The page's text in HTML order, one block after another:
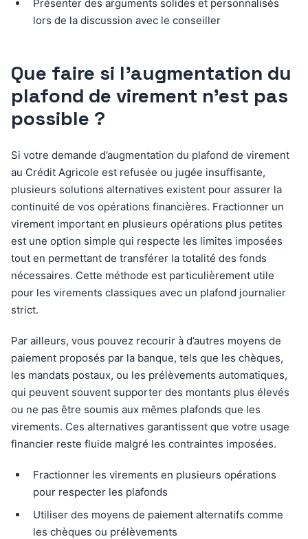
Présenter des arguments solides et personnalisés
lors de la discussion avec le conseiller
Que faire si l’augmentation du
plafond de virement n’est pas
possible ?
Si votre demande d’augmentation du plafond de virement
au Crédit Agricole est refusée ou jugée insuffisante,
plusieurs solutions alternatives existent pour assurer la
continuité de vos opérations financières. Fractionner un
virement important en plusieurs opérations plus petites
est une option simple qui respecte les limites imposées
tout en permettant de transférer la totalité des fonds
nécessaires. Cette méthode est particulièrement utile
pour les virements classiques avec un plafond journalier
strict.
Par ailleurs, vous pouvez recourir à d’autres moyens de
paiement proposés par la banque, tels que les chèques,
les mandats postaux, ou les prélèvements automatiques,
qui peuvent souvent supporter des montants plus élevés
ou ne pas être soumis aux mêmes plafonds que les
virements. Ces alternatives garantissent que votre usage
financier reste fluide malgré les contraintes imposées.
Fractionner les virements en plusieurs opérations
pour respecter les plafonds
Utiliser des moyens de paiement alternatifs comme
les chèques ou prélèvements